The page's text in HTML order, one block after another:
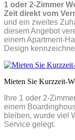
1 oder 2-Zimmer
Zeit direkt vom
und ein zweites
diesem Angebot
einem Apartment-
Design
Mieten Sie Kurzzeit-
Ihre 1 oder 2-
einem
bleiben, wurde viel
Service gelegt.